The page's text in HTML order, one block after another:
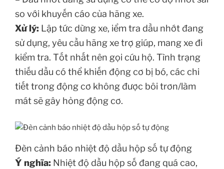
so với khuyến cáo của hãng xe.
Xử lý: Lập tức dừng xe, iểm tra dầu nhớt đang
sử dụng, yêu cầu hãng xe trợ giúp, mang xe đi
kiểm tra. Tốt nhất nên gọi cứu hộ. Tình trạng
thiếu dầu có thể khiến động cơ bị bó, các chi
tiết trong động cơ không được bôi trơn/làm
mát sẽ gây hỏng động cơ.
Đèn cảnh báo nhiệt độ dầu hộp số tự động
Ý nghĩa: Nhiệt độ dầu hộp số đang quá cao,